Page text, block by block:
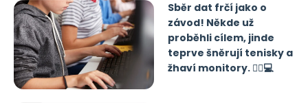
Sběr dat frčí jako o
závod! Někde už
proběhli cílem, jinde
teprve šněrují tenisky a
žhaví monitory. 🏃‍♂️💻